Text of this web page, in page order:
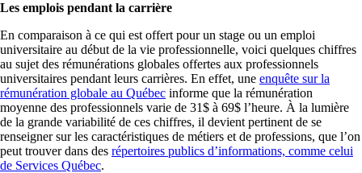
Les emplois pendant la carrière
En comparaison à ce qui est offert pour un stage ou un emploi
universitaire au début de la vie professionnelle, voici quelques chiffres
au sujet des rémunérations globales offertes aux professionnels
universitaires pendant leurs carrières. En effet, une enquête sur la
rémunération globale au Québec informe que la rémunération
moyenne des professionnels varie de 31$ à 69$ l’heure. À la lumière
de la grande variabilité de ces chiffres, il devient pertinent de se
renseigner sur les caractéristiques de métiers et de professions, que l’on
peut trouver dans des répertoires publics d’informations, comme celui
de Services Québec.